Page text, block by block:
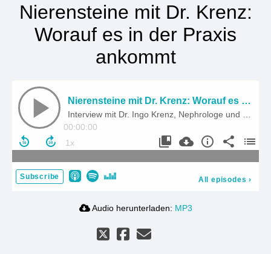
Nierensteine mit Dr. Krenz:
Worauf es in der Praxis
ankommt
Nierensteine mit Dr. Krenz: Worauf es in der Praxis ankommt
00:00:00
Subscribe All episodes ›
Audio herunterladen: MP3